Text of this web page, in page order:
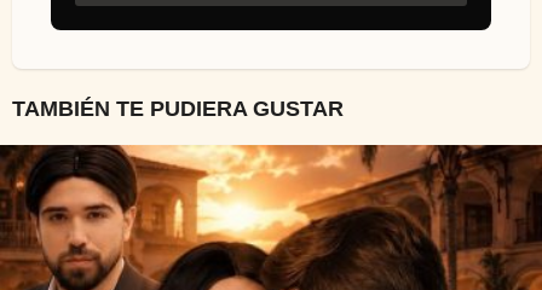
TAMBIÉN TE PUDIERA GUSTAR